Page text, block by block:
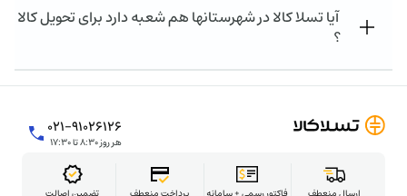
آیا تسلا کالا در شهرستانها هم شعبه دارد برای تحویل کالا
؟
۰۲۱-۹۱۰۲۶۱۲۶
هر روز ۸:۳۰ تا ۱۷:۳۰